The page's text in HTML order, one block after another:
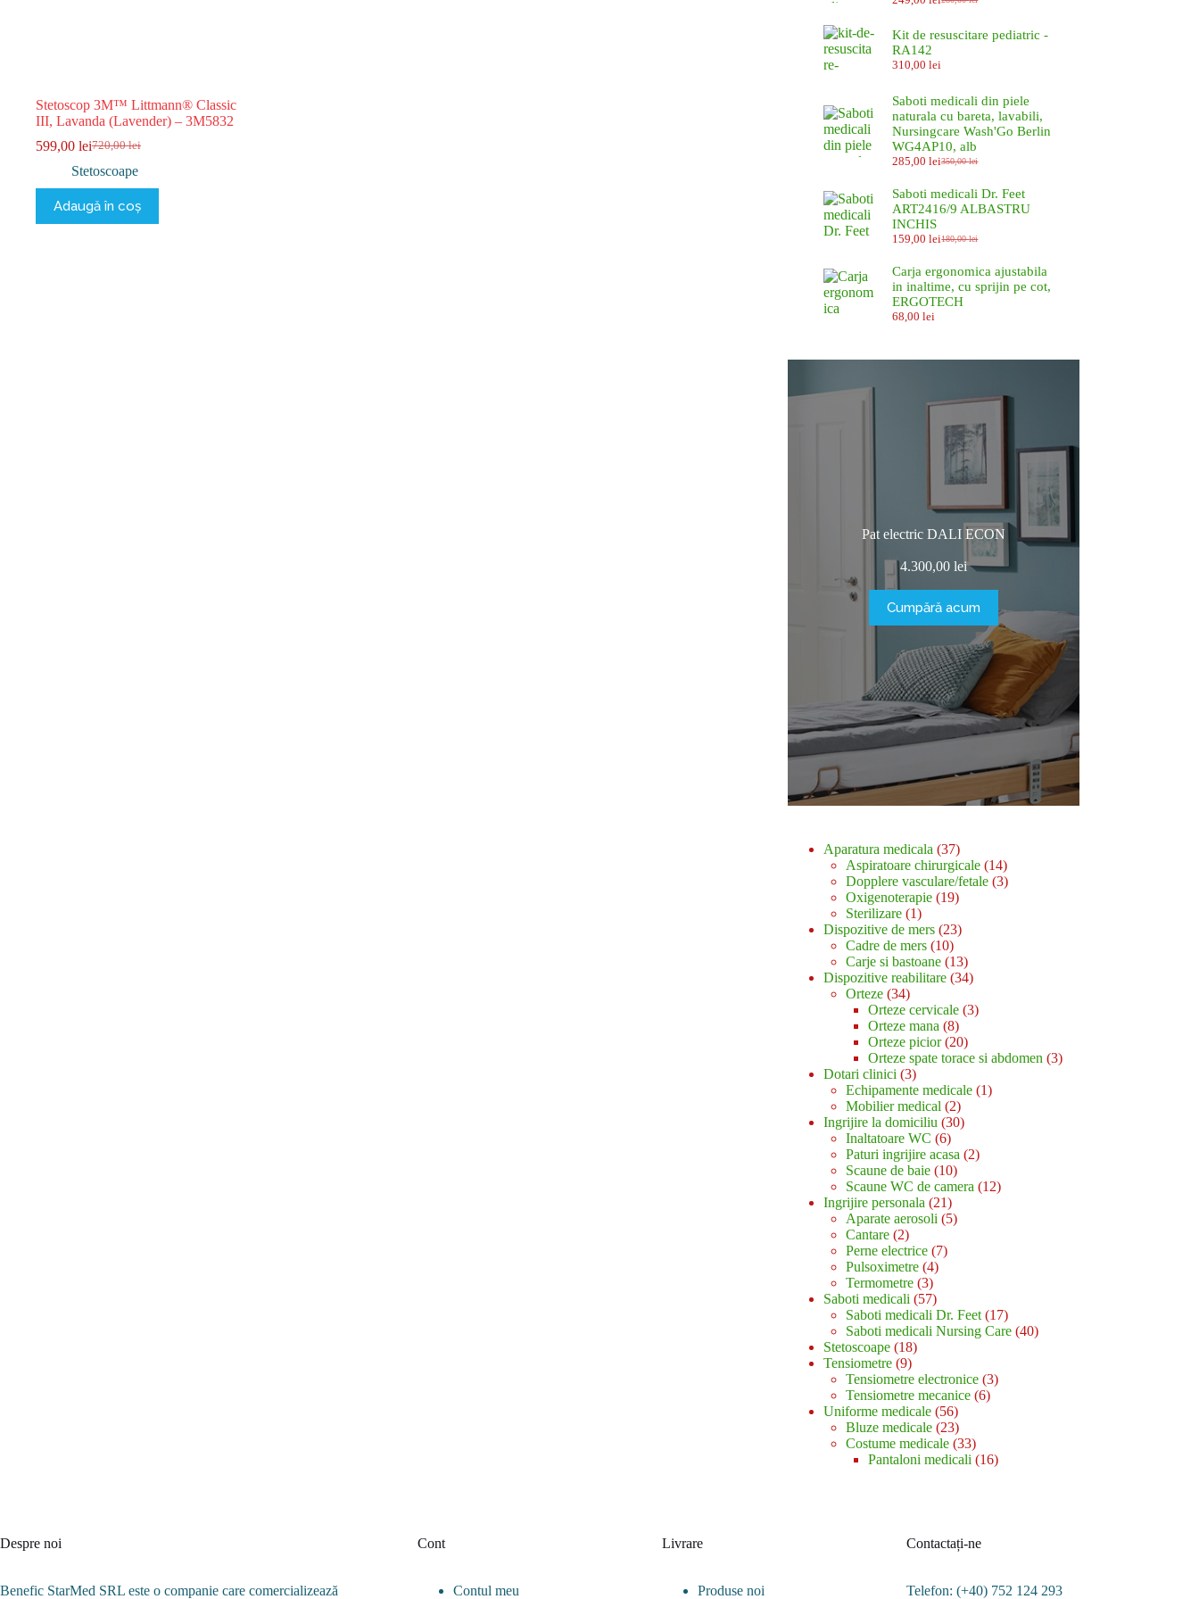
Stetoscop 3M™ Littmann® Classic
III, Lavanda (Lavender) – 3M5832
720,00lei
Prețul
inițial
fost:
720,00 lei.
599,00 leiPrețul
curent
599,00 lei.
Stetoscoape
Adaugă în coș
Prețul
a
280,00 lei.
Prețul
este:
Kit de resuscitare pediatric -
RA142
310,00lei
Saboti medicali din piele
naturala cu bareta, lavabili,
Nursingcare Wash'Go Berlin
WG4AP10, alb
350,00lei
Prețul
a
fost:
350,00 lei.
285,00leiPrețul
este:
285,00 lei.
Saboti medicali Dr. Feet
ART2416/9 ALBASTRU
INCHIS
180,00lei
Prețul
a
fost:
180,00 lei.
159,00leiPrețul
este:
159,00 lei.
Carja ergonomica ajustabila
in inaltime, cu sprijin pe cot,
ERGOTECH
68,00lei
Pat electric DALI ECON
4.300,00 lei
Cumpără acum
Aparatura medicala 3737
de
produse
Aspiratoare chirurgicale 1414
produse
Dopplere vasculare/fetale 33
Oxigenoterapie 1919
Sterilizare 11
produs
Dispozitive de mers 2323
produse
Cadre de mers 1010
produse
Carje si bastoane 1313
produse
Dispozitive reabilitare 3434
produse
Orteze 3434
de
produse
Orteze cervicale 33
Orteze mana 88
produse
Orteze picior 2020
de
Orteze spate torace si abdomen 33
Dotari clinici 33
produse
Echipamente medicale 11
Mobilier medical 22
produse
Ingrijire la domiciliu 3030
produse
Inaltatoare WC 66
produse
Paturi ingrijire acasa 22
Scaune de baie 1010
produse
Scaune WC de camera 1212
Ingrijire personala 2121
de
Aparate aerosoli 55
Cantare 22
produse
Perne electrice 77
Pulsoximetre 44
Termometre 33
produse
Saboti medicali 5757
de
produse
Saboti medicali Dr. Feet 1717
produse
Saboti medicali Nursing Care 4040
Stetoscoape 1818
Tensiometre 99
produse
Tensiometre electronice 33
Tensiometre mecanice 66
Uniforme medicale 5656
de
produse
Bluze medicale 2323
de
produse
Costume medicale 3333
de
Pantaloni medicali 1616
Despre noi
Benefic StarMed SRL este o companie care comercializează
Cont
Contul meu
Livrare
Produse noi
Contactați-ne
Telefon: (+40) 752 124 293